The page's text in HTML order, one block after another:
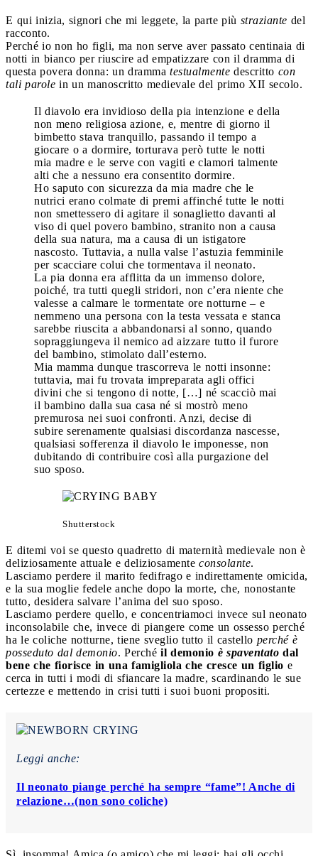
E qui inizia, signori che mi leggete, la parte più straziante del
racconto.
Perché io non ho figli, ma non serve aver passato centinaia di
notti in bianco per riuscire ad empatizzare con il dramma di
questa povera donna: un dramma testualmente descritto con
tali parole in un manoscritto medievale del primo XII secolo.
Il diavolo era invidioso della pia intenzione e della
non meno religiosa azione, e, mentre di giorno il
bimbetto stava tranquillo, passando il tempo a
giocare o a dormire, torturava però tutte le notti
mia madre e le serve con vagiti e clamori talmente
alti che a nessuno era consentito dormire.
Ho saputo con sicurezza da mia madre che le
nutrici erano colmate di premi affinché tutte le notti
non smettessero di agitare il sonaglietto davanti al
viso di quel povero bambino, stranito non a causa
della sua natura, ma a causa di un istigatore
nascosto. Tuttavia, a nulla valse l’astuzia femminile
per scacciare colui che tormentava il neonato.
La pia donna era afflitta da un immenso dolore,
poiché, tra tutti quegli stridori, non c’era niente che
valesse a calmare le tormentate ore notturne – e
nemmeno una persona con la testa vessata e stanca
sarebbe riuscita a abbandonarsi al sonno, quando
sopraggiungeva il nemico ad aizzare tutto il furore
del bambino, stimolato dall’esterno.
Mia mamma dunque trascorreva le notti insonne:
tuttavia, mai fu trovata impreparata agli offici
divini che si tengono di notte, […] né scacciò mai
il bambino dalla sua casa né si mostrò meno
premurosa nei suoi confronti. Anzi, decise di
subire serenamente qualsiasi discordanza nascesse,
qualsiasi sofferenza il diavolo le imponesse, non
dubitando di contribuire così alla purgazione del
suo sposo.
Shutterstock
E ditemi voi se questo quadretto di maternità medievale non è
deliziosamente attuale e deliziosamente consolante.
Lasciamo perdere il marito fedifrago e indirettamente omicida,
e la sua moglie fedele anche dopo la morte, che, nonostante
tutto, desidera salvare l’anima del suo sposo.
Lasciamo perdere quello, e concentriamoci invece sul neonato
inconsolabile che, invece di piangere come un ossesso perché
ha le coliche notturne, tiene sveglio tutto il castello perché è
posseduto dal demonio. Perché il demonio è spaventato dal
bene che fiorisce in una famigliola che cresce un figlio e
cerca in tutti i modi di sfiancare la madre, scardinando le sue
certezze e mettendo in crisi tutti i suoi buoni propositi.
Leggi anche:
Il neonato piange perché ha sempre “fame”! Anche di
relazione…(non sono coliche)